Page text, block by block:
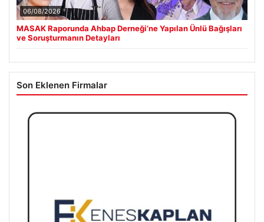
06/08/2026
MASAK Raporunda Ahbap Derneği’ne Yapılan Ünlü Bağışları
ve Soruşturmanın Detayları
Son Eklenen Firmalar